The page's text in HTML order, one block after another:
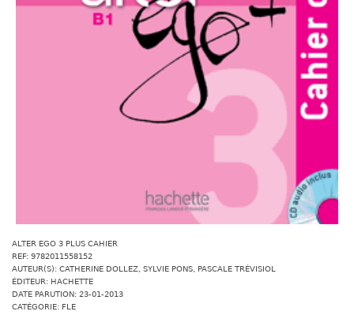
ALTER EGO 3 PLUS CAHIER
REF: 9782011558152
AUTEUR(S): CATHERINE DOLLEZ, SYLVIE PONS, PASCALE TRÉVISIOL
ÉDITEUR: HACHETTE
DATE PARUTION: 23-01-2013
CATÉGORIE: FLE